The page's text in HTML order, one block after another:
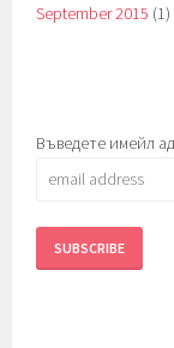
September 2015 (1)
Въведете имейл
email